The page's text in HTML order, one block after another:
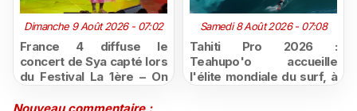
Dimanche 9 Août 2026 - 07:02
France 4 diffuse le
concert de Sya capté lors
du Festival La 1ère – On
Samedi 8 Août 2026 - 07:08
Tahiti Pro 2026 :
Teahupo'o accueille
l'élite mondiale du surf, à